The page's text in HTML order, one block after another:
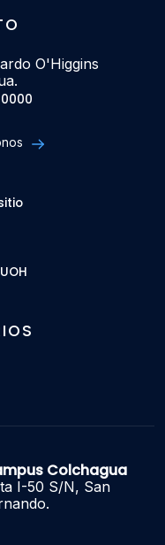
O'Higgins
Colchagua
I-50 S/N, San